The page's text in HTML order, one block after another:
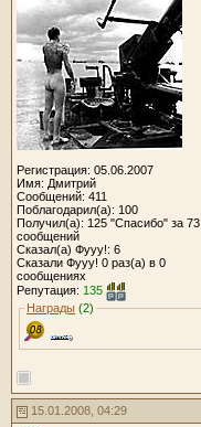
Регистрация: 05.06.2007
Имя: Дмитрий
Сообщений: 411
Поблагодарил(а): 100
Получил(а): 125 "Спасибо" за 73
сообщений
Сказал(а) Фууу!: 6
Сказали Фууу! 0 раз(а) в 0
сообщениях
Репутация: 135
Награды (2)
15.01.2008, 04:29